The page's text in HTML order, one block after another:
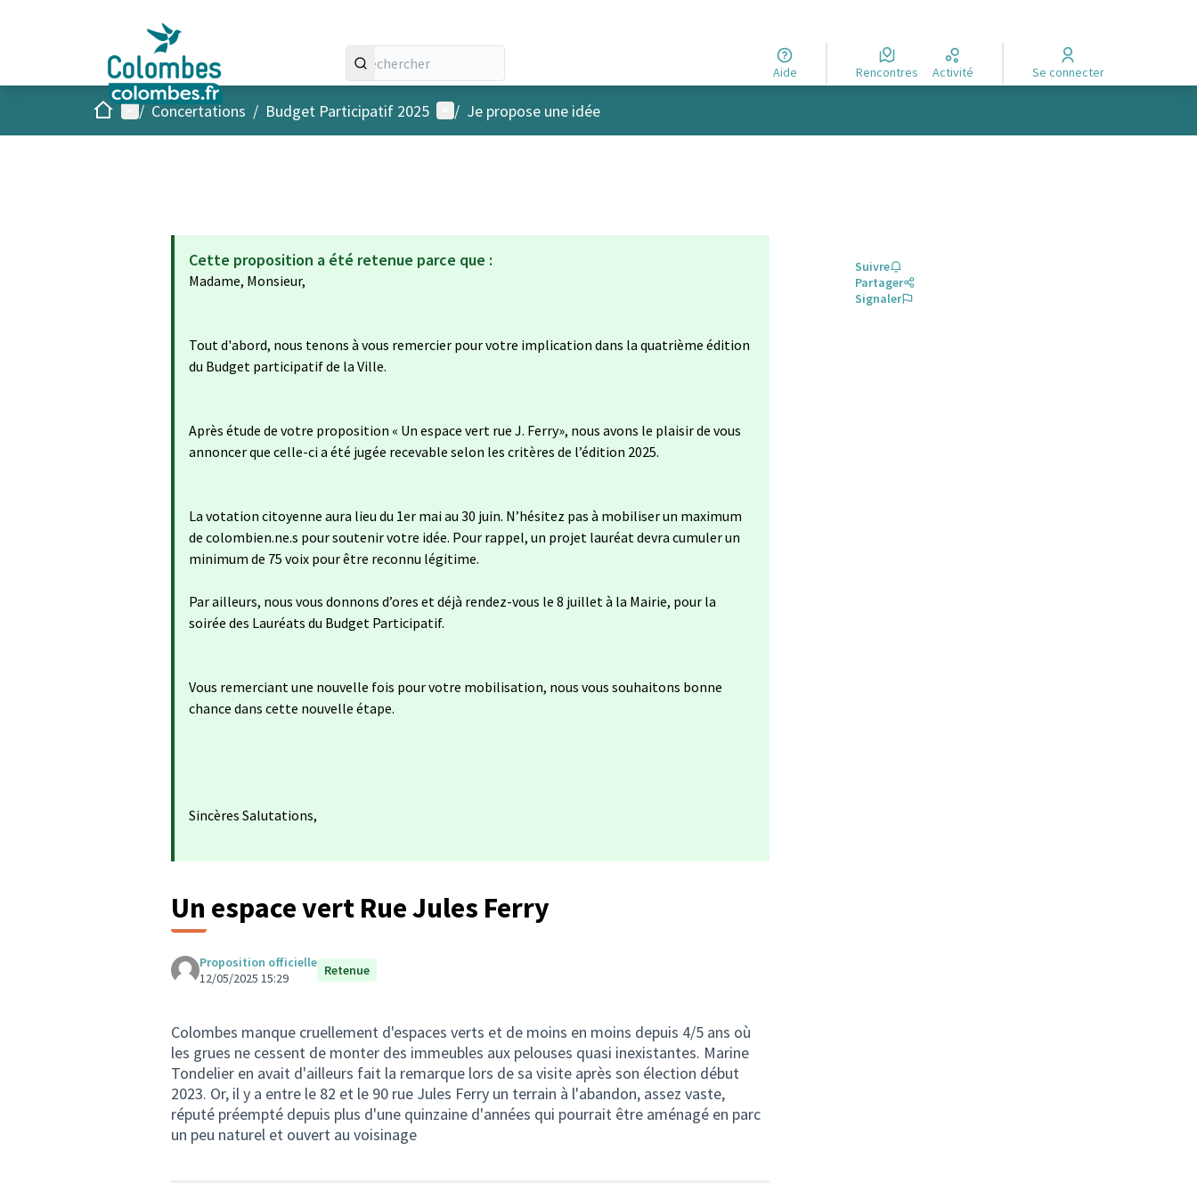
Aide Rencontres Activité Se connecter
AccueilMenu principal
/ Concertations / Budget Participatif 2025 Menu utilisateur
/ Je propose une idée
Cette proposition a été retenue parce que :
Madame, Monsieur,
Tout d'abord, nous tenons à vous remercier pour votre implication dans la quatrième édition
du Budget participatif de la Ville.
Après étude de votre proposition « Un espace vert rue J. Ferry», nous avons le plaisir de vous
annoncer que celle-ci a été jugée recevable selon les critères de l’édition 2025.
La votation citoyenne aura lieu du 1er mai au 30 juin. N’hésitez pas à mobiliser un maximum
de colombien.ne.s pour soutenir votre idée. Pour rappel, un projet lauréat devra cumuler un
minimum de 75 voix pour être reconnu légitime.
Par ailleurs, nous vous donnons d’ores et déjà rendez-vous le 8 juillet à la Mairie, pour la
soirée des Lauréats du Budget Participatif.
Vous remerciant une nouvelle fois pour votre mobilisation, nous vous souhaitons bonne
chance dans cette nouvelle étape.
Sincères Salutations,
Un espace vert Rue Jules Ferry
Proposition officielle
12/05/2025 15:29
Retenue
Colombes manque cruellement d'espaces verts et de moins en moins depuis 4/5 ans où
les grues ne cessent de monter des immeubles aux pelouses quasi inexistantes. Marine
Tondelier en avait d'ailleurs fait la remarque lors de sa visite après son élection début
2023. Or, il y a entre le 82 et le 90 rue Jules Ferry un terrain à l'abandon, assez vaste,
réputé préempté depuis plus d'une quinzaine d'années qui pourrait être aménagé en parc
un peu naturel et ouvert au voisinage
Suivre
Partager
Signaler